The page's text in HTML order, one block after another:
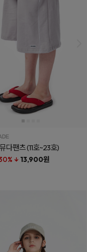
다팬츠(11호~23호)
↓ 13,900원